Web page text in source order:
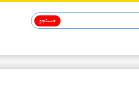
جستجو